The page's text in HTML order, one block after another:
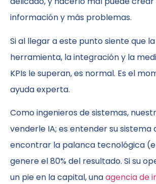
información y más problemas.
Si al llegar a este punto siente que
herramienta, la integración y la
KPIs le superan, es normal. Es el
ayuda experta.
Como ingenieros de sistemas,
venderle IA; es entender su sistema
encontrar la palanca tecnológica
genere el 80% del resultado. Si su
un pie en la capital, unaagencia de